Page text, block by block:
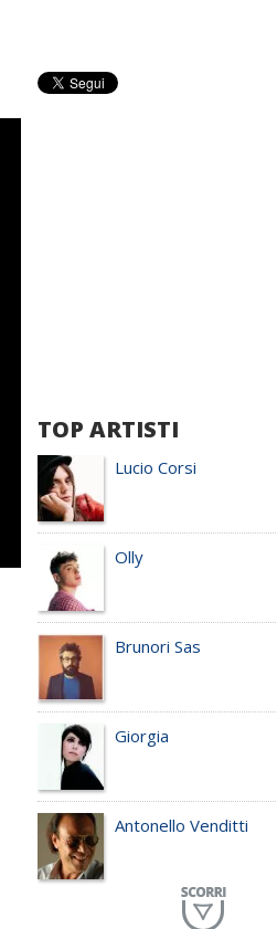
TOP ARTISTI
Lucio Corsi
Olly
Brunori Sas
Giorgia
Antonello Venditti
Planet Funk